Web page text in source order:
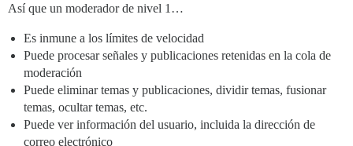
Así que un moderador de nivel 1…
Es inmune a los límites de velocidad
Puede procesar señales y publicaciones retenidas en la cola de
moderación
Puede eliminar temas y publicaciones, dividir temas, fusionar
temas, ocultar temas, etc.
Puede ver información del usuario, incluida la dirección de
correo electrónico